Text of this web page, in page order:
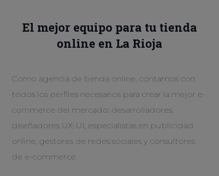
El mejor equipo para tu tienda
online en La Rioja
Como agencia de tienda online, contamos con
todos los perfiles necesarios para crear la mejor e-
commerce del mercado: desarrolladores,
diseñadores UX-UI, especialistas en publicidad
online, gestores de redes sociales y consultores
de e-commerce.